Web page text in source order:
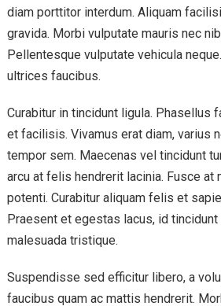
diam porttitor interdum. Aliquam
gravida. Morbi vulputate mauris nec
Pellentesque vulputate vehicula
ultrices faucibus.
Curabitur in tincidunt ligula. Phasellus
et facilisis. Vivamus erat diam, varius
tempor sem. Maecenas vel tincidunt
arcu at felis hendrerit lacinia. Fusce at
potenti. Curabitur aliquam felis et
Praesent et egestas lacus, id tincidunt
malesuada tristique.
Suspendisse sed efficitur libero, a
faucibus quam ac mattis hendrerit.